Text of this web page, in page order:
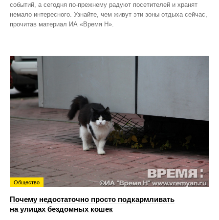
событий, а сегодня по‑прежнему радуют посетителей и хранят
немало интересного. Узнайте, чем живут эти зоны отдыха сейчас,
прочитав материал ИА «Время Н».
Общество
Почему недостаточно просто подкармливать
на улицах бездомных кошек